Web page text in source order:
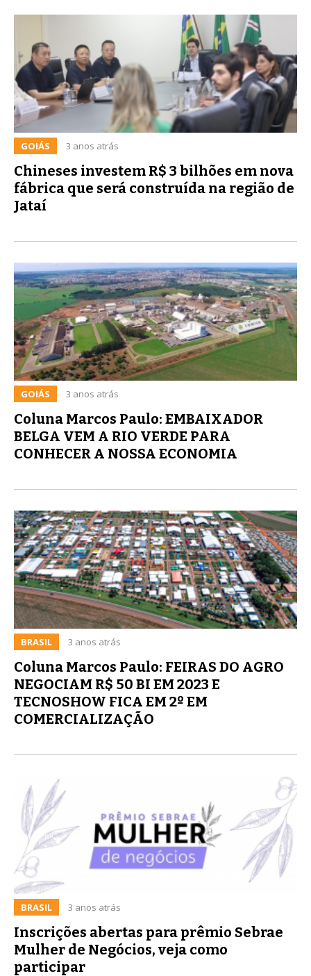
GOIÁS 3 anos atrás
Chineses investem R$ 3 bilhões em nova
fábrica que será construída na região de
Jataí
GOIÁS 3 anos atrás
Coluna Marcos Paulo: EMBAIXADOR
BELGA VEM A RIO VERDE PARA
CONHECER A NOSSA ECONOMIA
BRASIL 3 anos atrás
Coluna Marcos Paulo: FEIRAS DO AGRO
NEGOCIAM R$ 50 BI EM 2023 E
TECNOSHOW FICA EM 2º EM
COMERCIALIZAÇÃO
BRASIL 3 anos atrás
Inscrições abertas para prêmio Sebrae
Mulher de Negócios, veja como
participar